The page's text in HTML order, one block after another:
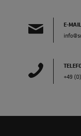
E-MAIL
+49